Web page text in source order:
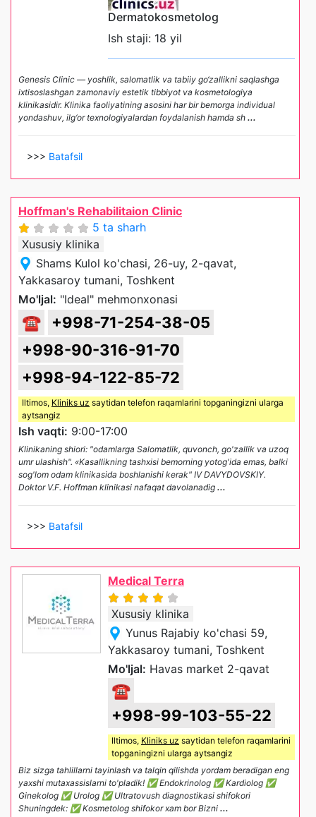
Dermatokosmetolog
Ish staji: 18 yil
Genesis Clinic — yoshlik, salomatlik va tabiiy go‘zallikni saqlashga
ixtisoslashgan zamonaviy estetik tibbiyot va kosmetologiya
klinikasidir. Klinika faoliyatining asosini har bir bemorga individual
yondashuv, ilg‘or texnologiyalardan foydalanish hamda sh ...
>>> Batafsil
Hoffman's Rehabilitaion Clinic
5 ta sharh
Xususiy klinika
Shams Kulol ko'chasi, 26-uy, 2-qavat,
Yakkasaroy tumani, Toshkent
Mo'ljal: "Ideal" mehmonxonasi
☎
+998-71-254-38-05
+998-90-316-91-70
+998-94-122-85-72
Iltimos, Kliniks uz saytidan telefon raqamlarini topganingizni ularga
aytsangiz
Ish vaqti: 9:00-17:00
Klinikaning shiori: "odamlarga Salomatlik, quvonch, go'zallik va uzoq
umr ulashish". «Kasallikning tashxisi bemorning yotog'ida emas, balki
sog'lom odam klinikasida boshlanishi kerak" IV DAVYDOVSKIY.
Doktor V.F. Hoffman klinikasi nafaqat davolanadig ...
>>> Batafsil
Medical Terra
Xususiy klinika
Yunus Rajabiy ko'chasi 59,
Yakkasaroy tumani, Toshkent
Mo'ljal: Havas market 2-qavat
☎
+998-99-103-55-22
Iltimos, Kliniks uz saytidan telefon raqamlarini
topganingizni ularga aytsangiz
Biz sizga tahlillarni tayinlash va talqin qilishda yordam beradigan eng
yaxshi mutaxassislarni to'pladik! ✅ Endokrinolog ✅ Kardiolog ✅
Ginekolog ✅ Urolog ✅ Ultratovush diagnostikasi shifokori
Shuningdek: ✅ Kosmetolog shifokor xam bor Bizni ...